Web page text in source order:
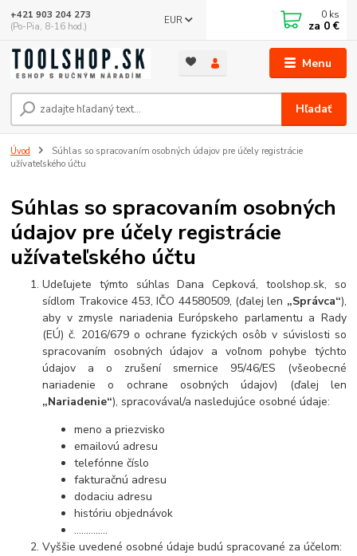
Menu
EUR
Hľadať
+421 903 204 273
(Po-Pia, 8-16 hod.)
0 ks
za 0 €
Úvod
Súhlas so spracovaním osobných údajov pre účely registrácie
užívateľského účtu
Súhlas so spracovaním osobných
údajov pre účely registrácie
užívateľského účtu
Udeľujete týmto súhlas Dana Cepková, toolshop.sk, so
sídlom Trakovice 453, IČO 44580509, (ďalej len „Správca“),
aby v zmysle nariadenia Európskeho parlamentu a Rady
(EÚ) č. 2016/679o ochrane fyzických osôb v súvislosti so
spracovaním osobných údajov a voľnom pohybe týchto
údajov a o zrušení smernice 95/46/ES (všeobecné
nariadenie o ochrane osobných údajov) (ďalej len
„Nariadenie“), spracovával/a nasledujúce osobné údaje:
meno a priezvisko
emailovú adresu
telefónne číslo
fakturačnú adresu
dodaciu adresu
históriu objednávok
…………..
Vyššie uvedené osobné údaje budú spracované za účelom: